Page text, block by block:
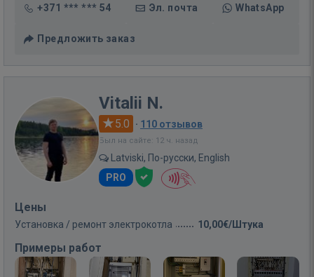
+371 *** *** 54 Эл. почта WhatsApp
Предложить заказ
Vitalii N.
5.0 · 110 отзывов
Был на сайте: 12 ч. назад
Latviski, По-русски, English
PRO
Цены
Установка / ремонт электрокотла 10,00€/Штука
Примеры работ